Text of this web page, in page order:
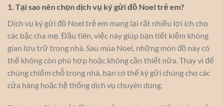
1. Tại sao nên chọn dịch vụ ký gửi đồ Noel trẻ em?
Dịch vụ ký gửi đồ Noel trẻ em mang lại rất nhiều lợi ích cho
các bậc cha mẹ. Đầu tiên, việc này giúp bạn tiết kiệm không
gian lưu trữ trong nhà. Sau mùa Noel, những món đồ này có
thể không còn phù hợp hoặc không cần thiết nữa. Thay vì để
chúng chiếm chỗ trong nhà, bạn có thể ký gửi chúng cho các
cửa hàng hoặc hệ thống dịch vụ chuyên dụng.